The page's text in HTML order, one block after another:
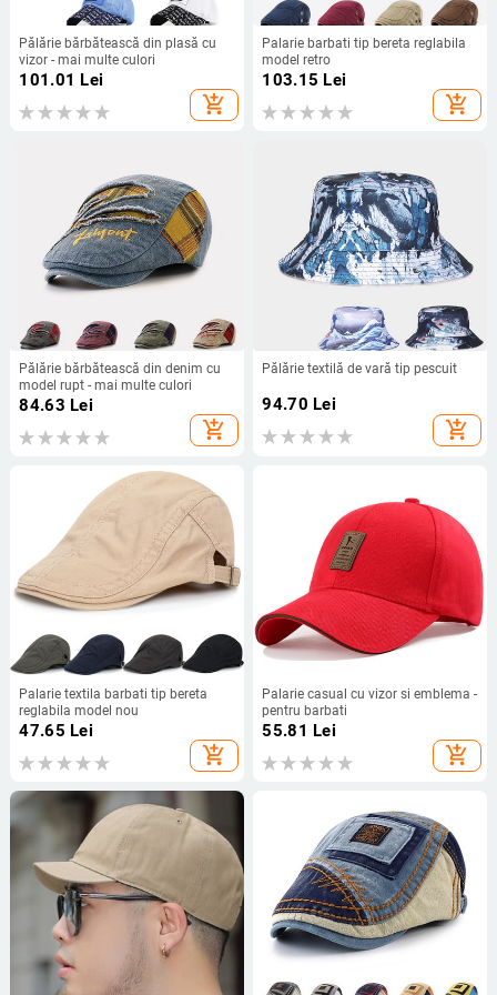
Pălărie bărbătească din plasă cu
vizor - mai multe culori
101.01 Lei
add_shopping_cart
Palarie barbati tip bereta reglabila
model retro
103.15 Lei
add_shopping_cart
Pălărie bărbătească din denim cu
model rupt - mai multe culori
84.63 Lei
add_shopping_cart
Pălărie textilă de vară tip pescuit
94.70 Lei
add_shopping_cart
Palarie textila barbati tip bereta
reglabila model nou
47.65 Lei
add_shopping_cart
Palarie casual cu vizor si emblema -
pentru barbati
55.81 Lei
add_shopping_cart